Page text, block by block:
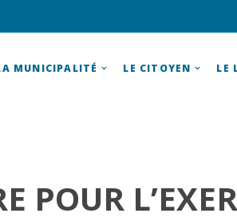
MUNICIPALITÉ LE CITOYEN LE
POUR